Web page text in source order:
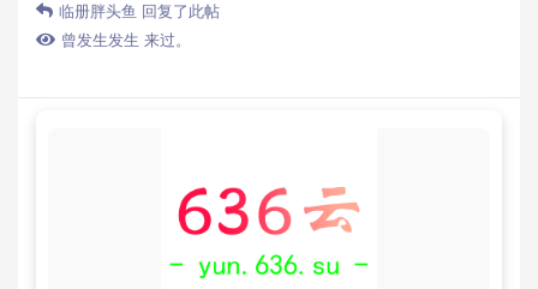
临册胖头鱼 回复了此帖
曾发生发生 来过。